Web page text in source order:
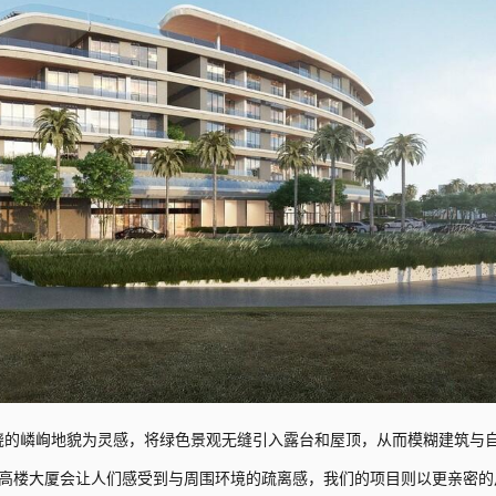
嶙峋地貌为灵感，将绿色景观无缝引入露台和屋顶，从而模糊建筑与
楼大厦会让人们感受到与周围环境的疏离感，我们的项目则以更亲密